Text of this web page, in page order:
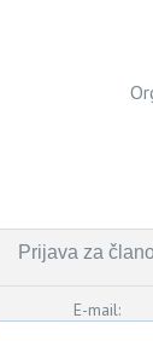
Prijava za
E-mail: